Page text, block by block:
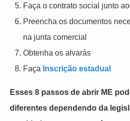
Faça o contrato social junto
Preencha os documentos
na junta comercial
Obtenha os alvarás
Faça Inscrição estadual
Esses 8 passos de abrir ME
diferentes dependendo da